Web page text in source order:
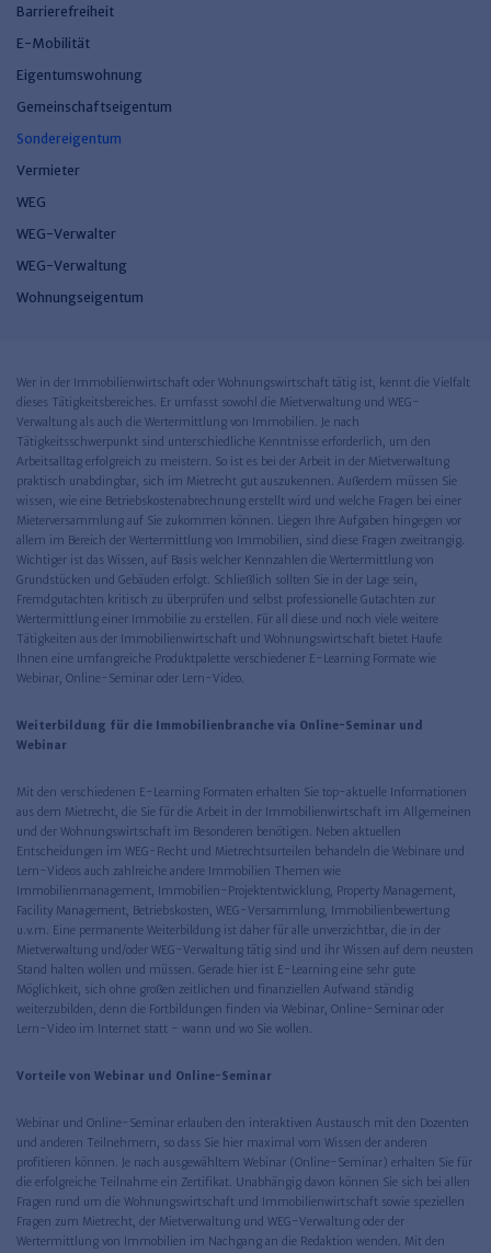
Barrierefreiheit
E-Mobilität
Eigentumswohnung
Gemeinschaftseigentum
Sondereigentum
Vermieter
WEG
WEG-Verwalter
WEG-Verwaltung
Wohnungseigentum
Wer in der Immobilienwirtschaft oder Wohnungswirtschaft tätig ist, kennt die Vielfalt
dieses Tätigkeitsbereiches. Er umfasst sowohl die Mietverwaltung und WEG-
Verwaltung als auch die Wertermittlung von Immobilien. Je nach
Tätigkeitsschwerpunkt sind unterschiedliche Kenntnisse erforderlich, um den
Arbeitsalltag erfolgreich zu meistern. So ist es bei der Arbeit in der Mietverwaltung
praktisch unabdingbar, sich im Mietrecht gut auszukennen. Außerdem müssen Sie
wissen, wie eine Betriebskostenabrechnung erstellt wird und welche Fragen bei einer
Mieterversammlung auf Sie zukommen können. Liegen Ihre Aufgaben hingegen vor
allem im Bereich der Wertermittlung von Immobilien, sind diese Fragen zweitrangig.
Wichtiger ist das Wissen, auf Basis welcher Kennzahlen die Wertermittlung von
Grundstücken und Gebäuden erfolgt. Schließlich sollten Sie in der Lage sein,
Fremdgutachten kritisch zu überprüfen und selbst professionelle Gutachten zur
Wertermittlung einer Immobilie zu erstellen. Für all diese und noch viele weitere
Tätigkeiten aus der Immobilienwirtschaft und Wohnungswirtschaft bietet Haufe
Ihnen eine umfangreiche Produktpalette verschiedener E-Learning Formate wie
Webinar, Online-Seminar oder Lern-Video.
Weiterbildung für die Immobilienbranche via Online-Seminar und
Webinar
Mit den verschiedenen E-Learning Formaten erhalten Sie top-aktuelle Informationen
aus dem Mietrecht, die Sie für die Arbeit in der Immobilienwirtschaft im Allgemeinen
und der Wohnungswirtschaft im Besonderen benötigen. Neben aktuellen
Entscheidungen im WEG-Recht und Mietrechtsurteilen behandeln die Webinare und
Lern-Videos auch zahlreiche andere Immobilien Themen wie
Immobilienmanagement, Immobilien-Projektentwicklung, Property Management,
Facility Management, Betriebskosten, WEG-Versammlung, Immobilienbewertung
u.v.m. Eine permanente Weiterbildung ist daher für alle unverzichtbar, die in der
Mietverwaltung und/oder WEG-Verwaltung tätig sind und ihr Wissen auf dem neusten
Stand halten wollen und müssen. Gerade hier ist E-Learning eine sehr gute
Möglichkeit, sich ohne großen zeitlichen und finanziellen Aufwand ständig
weiterzubilden, denn die Fortbildungen finden via Webinar, Online-Seminar oder
Lern-Video im Internet statt - wann und wo Sie wollen.
Vorteile von Webinar und Online-Seminar
Webinar und Online-Seminar erlauben den interaktiven Austausch mit den Dozenten
und anderen Teilnehmern, so dass Sie hier maximal vom Wissen der anderen
profitieren können. Je nach ausgewähltem Webinar (Online-Seminar) erhalten Sie für
die erfolgreiche Teilnahme ein Zertifikat. Unabhängig davon können Sie sich bei allen
Fragen rund um die Wohnungswirtschaft und Immobilienwirtschaft sowie speziellen
Fragen zum Mietrecht, der Mietverwaltung und WEG-Verwaltung oder der
Wertermittlung von Immobilien im Nachgang an die Redaktion wenden. Mit den